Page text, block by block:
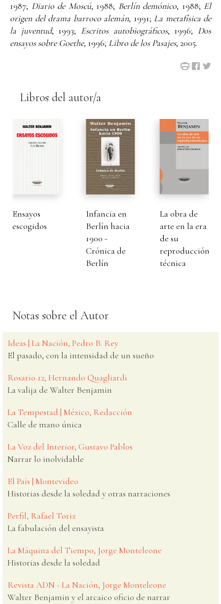
1987; Diario de Moscú, 1988; Berlín demónico, 1988; El
origen del drama barroco alemán, 1991; La metafísica de
la juventud, 1993; Escritos autobiográficos, 1996; Dos
ensayos sobre Goethe, 1996; Libro de los Pasajes, 2005.
Libros del autor/a
Ensayos
escogidos
Infancia en
Berlín hacia
1900 -
Crónica de
Berlín
La obra de
arte en la era
de su
reproducción
técnica
Notas sobre el Autor
Ideas | La Nación, Pedro B. Rey
El pasado, con la intensidad de un sueño
Rosario 12, Hernando Quagliardi
La valija de Walter Benjamin
La Tempestad | México, Redacción
Calle de mano única
La Voz del Interior, Gustavo Pablos
Narrar lo inolvidable
El País | Montevideo
Historias desde la soledad y otras narraciones
Perfil, Rafael Toriz
La fabulación del ensayista
La Máquina del Tiempo, Jorge Monteleone
Historias desde la soledad
Revista ADN - La Nación, Jorge Monteleone
Walter Benjamin y el arcaico oficio de narrar